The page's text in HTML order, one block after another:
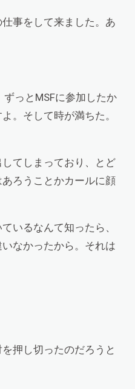
事をして来ました。あ
ずっと MSFに参加したか
。そして時が満ちた。
てしまっており、とど
ろうことかカールに顔
いるなんて知ったら、
なかったから。それは
押し切ったのだろうと